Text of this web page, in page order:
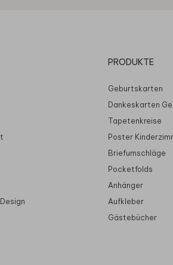
PRODUKTE
Geburtskarten
Dankeskarten
Tapetenkreise
Poster
Briefumschläge
Pocketfolds
Anhänger
Aufkleber
Gästebücher